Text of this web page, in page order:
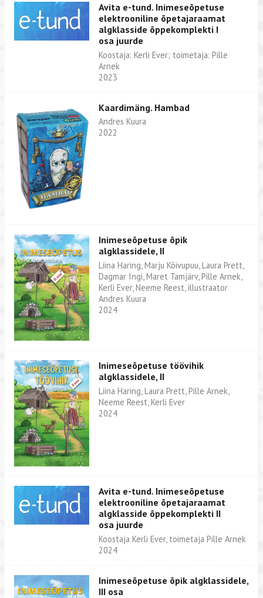
Avita e-tund. Inimeseõpetuse
elektrooniline õpetajaraamat
algklasside õppekomplekti I
osa juurde
Koostaja: Kerli Ever; toimetaja: Pille
Arnek
2023
Kaardimäng. Hambad
Andres Kuura
2022
Inimeseõpetuse õpik
algklassidele, II
Liina Haring, Marju Kõivupuu, Laura Prett,
Dagmar Ingi, Maret Tamjärv, Pille Arnek,
Kerli Ever, Neeme Reest, illustraator
Andres Kuura
2024
Inimeseõpetuse töövihik
algklassidele, II
Liina Haring, Laura Prett, Pille Arnek,
Neeme Reest, Kerli Ever
2024
Avita e-tund. Inimeseõpetuse
elektrooniline õpetajaraamat
algklasside õppekomplekti II
osa juurde
Koostaja Kerli Ever, toimetaja Pille Arnek
2024
Inimeseõpetuse õpik algklassidele,
III osa